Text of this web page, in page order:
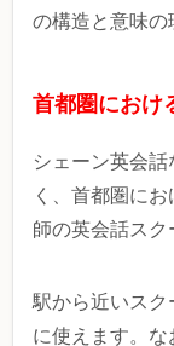
の構造と意味の
首都圏におけ
シェーン英会
く、首都圏に
師の英会話スク
駅から近いスク
に使えます。